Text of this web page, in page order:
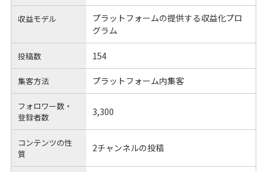
収益モデル
プラットフォームの提供する収益化プロ
グラム
投稿数 154
集客方法 プラットフォーム内集客
フォロワー数・
登録者数
3,300
コンテンツの性
質
2チャンネルの投稿